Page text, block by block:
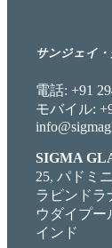
サンジェイ
電話: +91
モバイル:
SIGMA
25, パドミ
ラビンドラ
ウダイプー
インド